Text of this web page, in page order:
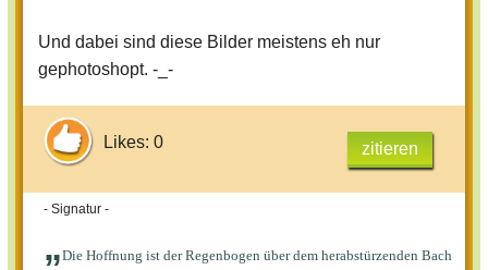
Und dabei sind diese Bilder meistens eh nur
gephotoshopt. -_-
Likes: 0 zitieren
- Signatur -
„Die Hoffnung ist der Regenbogen über dem herabstürzenden Bach